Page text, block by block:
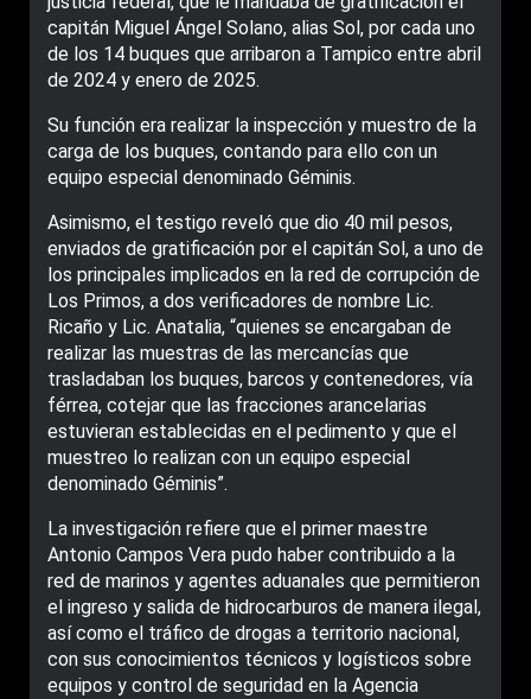
capitán Miguel Ángel Solano, alias Sol, por cada uno
de los 14 buques que arribaron a Tampico entre abril
de 2024 y enero de 2025.
Su función era realizar la inspección y muestro de la
carga de los buques, contando para ello con un
equipo especial denominado Géminis.
Asimismo, el testigo reveló que dio 40 mil pesos,
enviados de gratificación por el capitán Sol, a uno de
los principales implicados en la red de corrupción de
Los Primos, a dos verificadores de nombre Lic.
Ricaño y Lic. Anatalia, “quienes se encargaban de
realizar las muestras de las mercancías que
trasladaban los buques, barcos y contenedores, vía
férrea, cotejar que las fracciones arancelarias
estuvieran establecidas en el pedimento y que el
muestreo lo realizan con un equipo especial
denominado Géminis”.
La investigación refiere que el primer maestre
Antonio Campos Vera pudo haber contribuido a la
red de marinos y agentes aduanales que permitieron
el ingreso y salida de hidrocarburos de manera ilegal,
así como el tráfico de drogas a territorio nacional,
con sus conocimientos técnicos y logísticos sobre
equipos y control de seguridad en la Agencia